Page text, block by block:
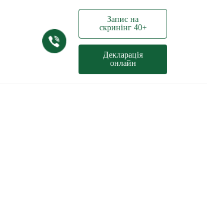
Запис на
скринінг 40+
Декларація
онлайн